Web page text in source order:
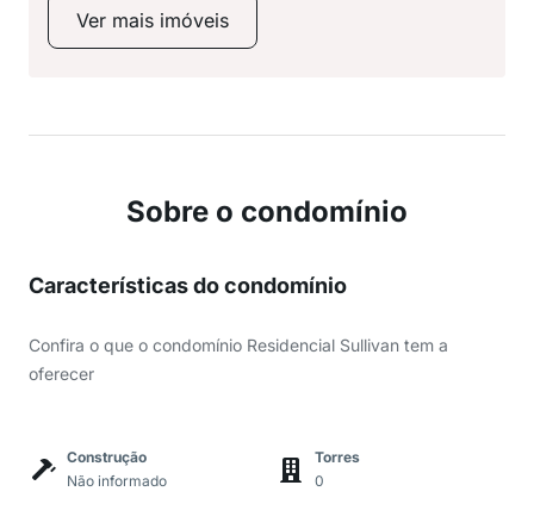
Ver mais imóveis
Sobre o condomínio
Características do condomínio
Confira o que o condomínio Residencial Sullivan tem a
oferecer
Construção
Não informado
Torres
0